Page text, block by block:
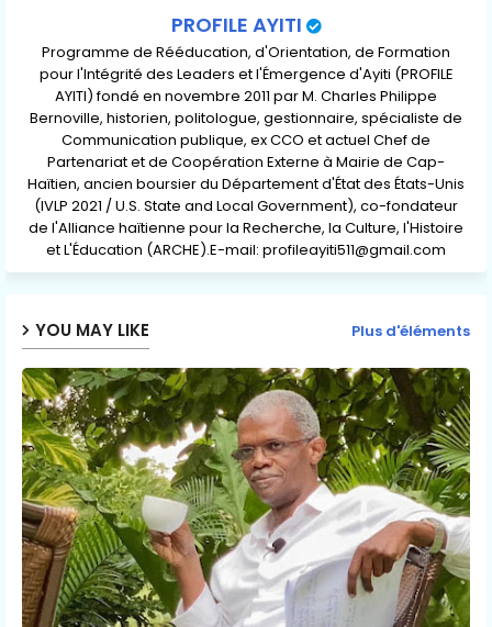
PROFILE AYITI
Programme de Rééducation, d'Orientation, de Formation
pour l'Intégrité des Leaders et l'Émergence d'Ayiti (PROFILE
AYITI) fondé en novembre 2011 par M. Charles Philippe
Bernoville, historien, politologue, gestionnaire, spécialiste de
Communication publique, ex CCO et actuel Chef de
Partenariat et de Coopération Externe à Mairie de Cap-
Haïtien, ancien boursier du Département d'État des États-Unis
(IVLP 2021 / U.S. State and Local Government), co-fondateur
de l'Alliance haïtienne pour la Recherche, la Culture, l'Histoire
et L'Éducation (ARCHE).E-mail: profileayiti511@gmail.com
YOU MAY LIKE Plus d'éléments